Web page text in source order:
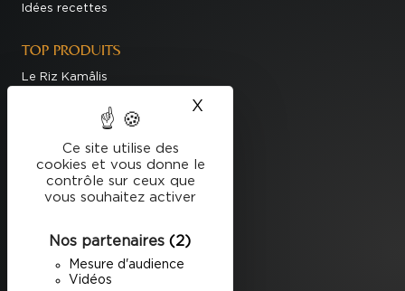
Ce site utilise des
cookies et vous donne le
contrôle sur ceux que
vous souhaitez activer
Nos partenaires (2)
Mesure d'audience
Vidéos
X
Idées recettes
TOP PRODUITS
Le Riz Kamâlis
LA MARQUE
Notre Histoire
Nos Meilleurs Riz
EN CE MOMENT